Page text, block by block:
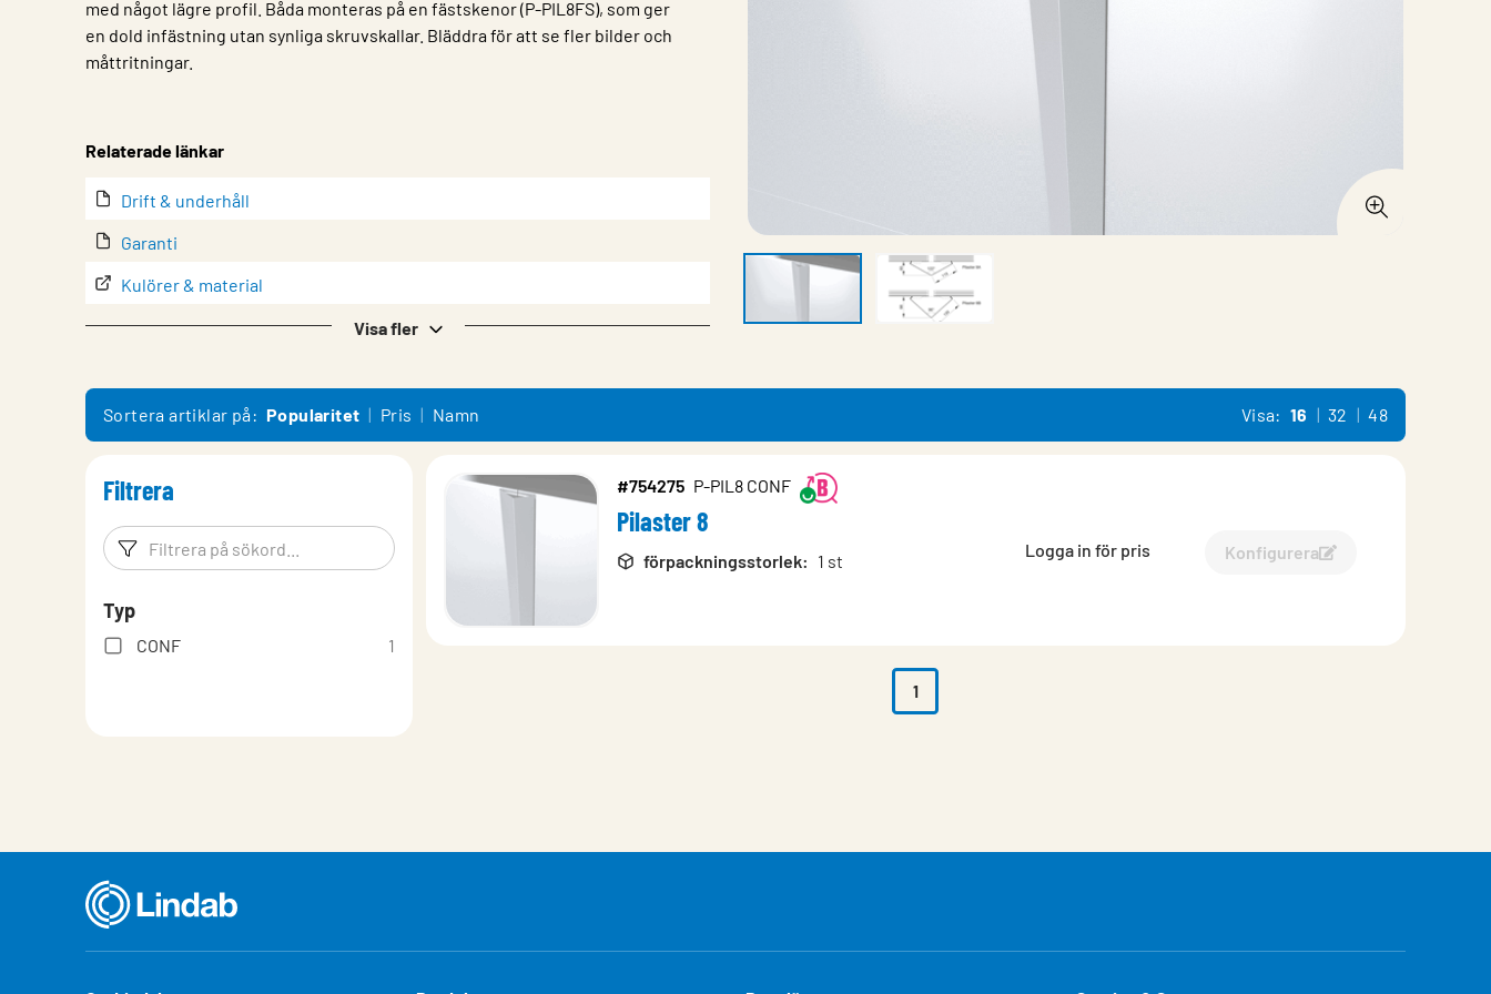
med något lägre profil. Båda monteras på en fästskenor (P-PIL8FS), som ger
en dold infästning utan synliga skruvskallar. Bläddra för att se fler bilder och
måttritningar.​
Relaterade länkar
Drift & underhåll
Garanti
Kulörer & material
Monteringsanvisning System
Visa fler
Sortera artiklar på: Popularitet Pris Namn Visa: 16 32 48
Filtrera
Filtreringsord Filtrera produkter
Typ
CONF 1
#754275 P-PIL8 CONF
Pilaster 8
förpackningsstorlek: 1 st
Logga in för pris Konfigurera
Konfigurera Pilaster 8-
1